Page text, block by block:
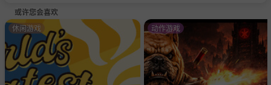
或许您会喜欢
休闲游戏 动作游戏